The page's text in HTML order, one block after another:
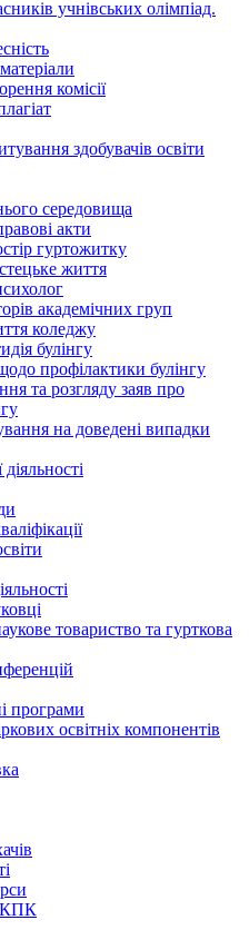
учнівських олімпіад.
комісії
здобувачів освіти
середовища
акти
гуртожитку
життя
академічних груп
коледжу
булінгу
профілактики булінгу
та розгляду заяв про
на доведені випадки
товариство та гурткова
програми
освітніх компонентів
КПК